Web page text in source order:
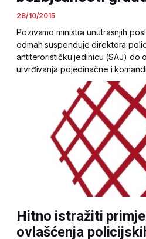
28/10/2015
Pozivamo ministra unutrasnjih
odmah suspenduje direktora
antiterorističku jedinicu (SAJ) do
utvrđivanja pojedinačne i
Hitno istražiti
ovlašćenja